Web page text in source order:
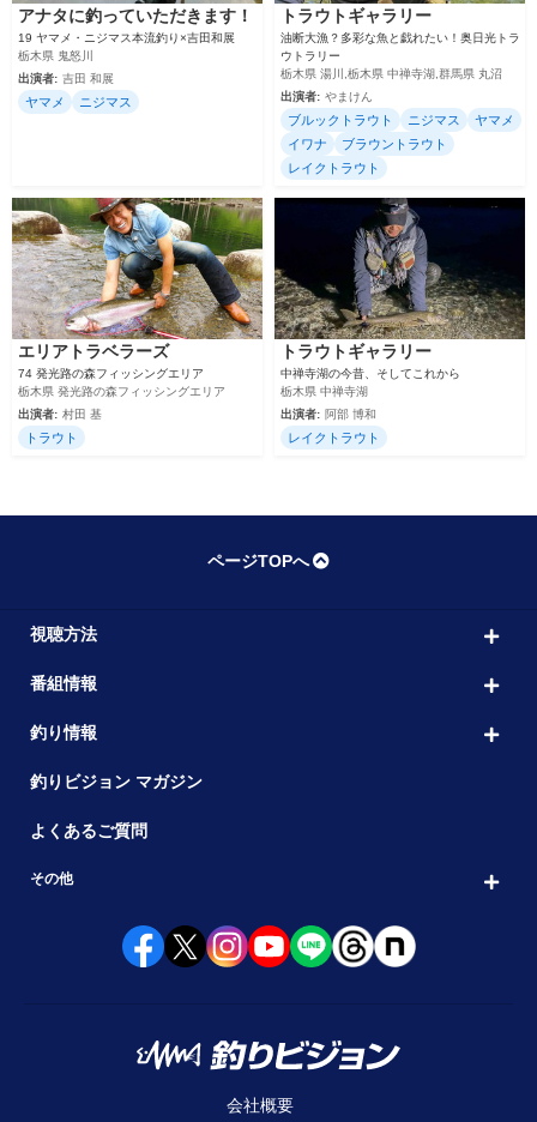
アナタに釣っていただきます！
19 ヤマメ・ニジマス本流釣り×吉田和展
栃木県 鬼怒川
出演者: 吉田 和展
ヤマメ ニジマス
トラウトギャラリー
油断大漁？多彩な魚と戯れたい！奥日光トラ
ウトラリー
栃木県 湯川,栃木県 中禅寺湖,群馬県 丸沼
出演者: やまけん
ブルックトラウト ニジマス
ヤマメ
イワナ
ブラウントラウト
レイクトラウト
エリアトラベラーズ
74 発光路の森フィッシングエリア
栃木県 発光路の森フィッシングエリア
出演者: 村田 基
トラウト
トラウトギャラリー
中禅寺湖の今昔、そしてこれから
栃木県 中禅寺湖
出演者: 阿部 博和
レイクトラウト
ページTOPへ
視聴方法
番組情報
釣り情報
釣りビジョン マガジン
よくあるご質問
その他
会社概要